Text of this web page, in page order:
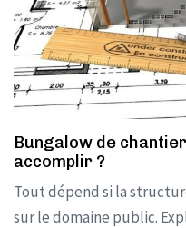
Bungalow de
accomplir ?
Tout dépend si la
sur le domaine public.